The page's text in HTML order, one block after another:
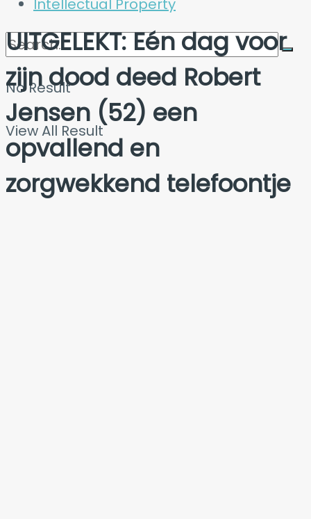
Intellectual Property
No Result
View All Result
UITGELEKT: Eén dag voor
zijn dood deed Robert
Jensen (52) een
opvallend en
zorgwekkend telefoontje